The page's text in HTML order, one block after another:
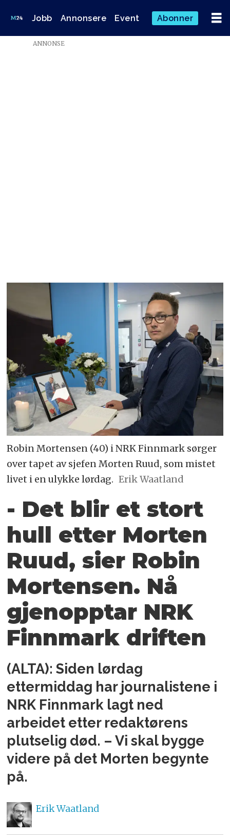
Jobb Annonsere Event Abonner
ANNONSE
Robin Mortensen (40) i NRK Finnmark sørger
over tapet av sjefen Morten Ruud, som mistet
livet i en ulykke lørdag. Erik Waatland
- Det blir et stort
hull etter Morten
Ruud, sier Robin
Mortensen. Nå
gjenopptar NRK
Finnmark driften
(ALTA): Siden lørdag
ettermiddag har journalistene i
NRK Finnmark lagt ned
arbeidet etter redaktørens
plutselig død. – Vi skal bygge
videre på det Morten begynte
på.
ErikWaatland